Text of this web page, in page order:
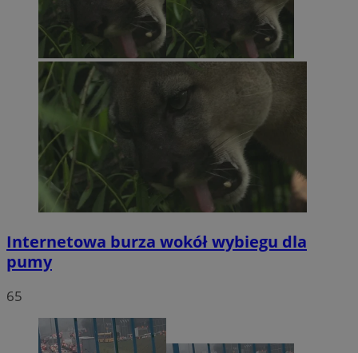
Internetowa burza wokół wybiegu dla
pumy
65